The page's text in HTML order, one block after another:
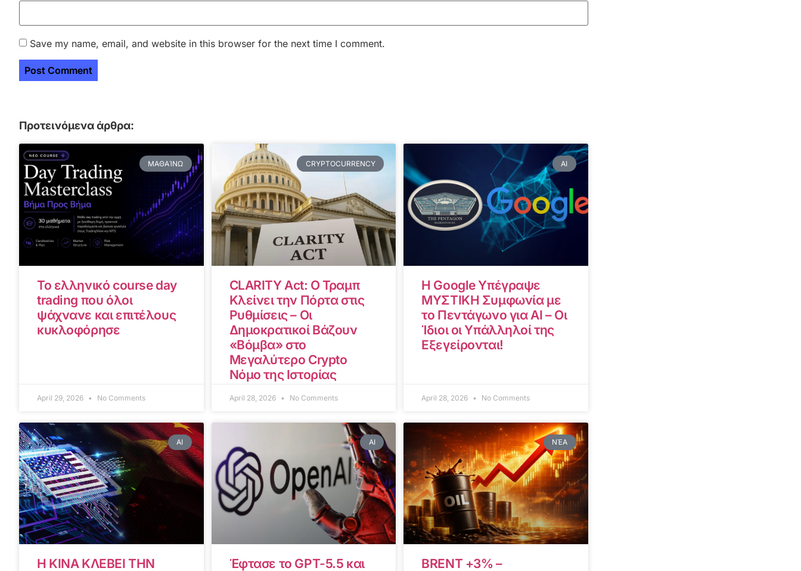
Save my name, email, and website in this browser for the next time I comment.
Προτεινόμενα άρθρα:
ΜΑΘΑΊΝΩ
Το ελληνικό course day
trading που όλοι
ψάχνανε και επιτέλους
κυκλοφόρησε
April 29, 2026 No Comments
CRYPTOCURRENCY
CLARITY Act: Ο Τραμπ
Κλείνει την Πόρτα στις
Ρυθμίσεις – Οι
Δημοκρατικοί Βάζουν
«Βόμβα» στο
Μεγαλύτερο Crypto
Νόμο της Ιστορίας
April 28, 2026 No Comments
AI
Η Google Υπέγραψε
ΜΥΣΤΙΚΗ Συμφωνία με
το Πεντάγωνο για AI – Οι
Ίδιοι οι Υπάλληλοί της
Εξεγείρονται!
April 28, 2026 No Comments
AI
Η ΚΙΝΑ ΚΛΕΒΕΙ ΤΗΝ
AI
Έφτασε το GPT-5.5 και
ΝΈΑ
BRENT +3% –